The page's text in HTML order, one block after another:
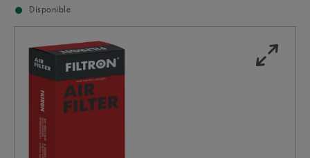
Disponible